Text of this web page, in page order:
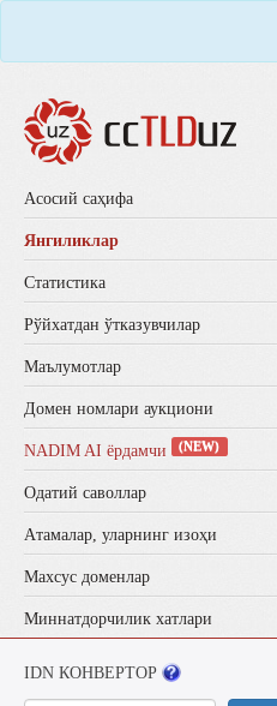
Aсосий саҳифа
Янгиликлар
Статистика
Рўйхатдан ўтказувчилар
Маълумотлар
Домен номлари аукциони
NADIM AI ёрдамчи (NEW)
Одатий саволлар
Aтамалар, уларнинг изоҳи
Махсус доменлар
Миннатдорчилик хатлари
IDN КОНВЕРТОР